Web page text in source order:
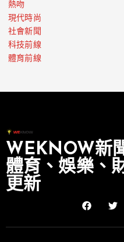
熱吻
現代時尚
社會新聞
科技前線
體育前線
WEKNOW新
體育、娛樂、
更新